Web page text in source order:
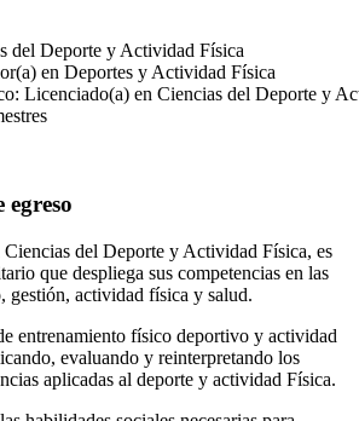
del Deporte y Actividad Física
en Deportes y Actividad Física
Licenciado(a) en Ciencias del Deporte y
egreso
del Deporte y Actividad Física, es
que despliega sus competencias en las
gestión, actividad física y salud.
entrenamiento físico deportivo y actividad
evaluando y reinterpretando los
aplicadas al deporte y actividad Física.